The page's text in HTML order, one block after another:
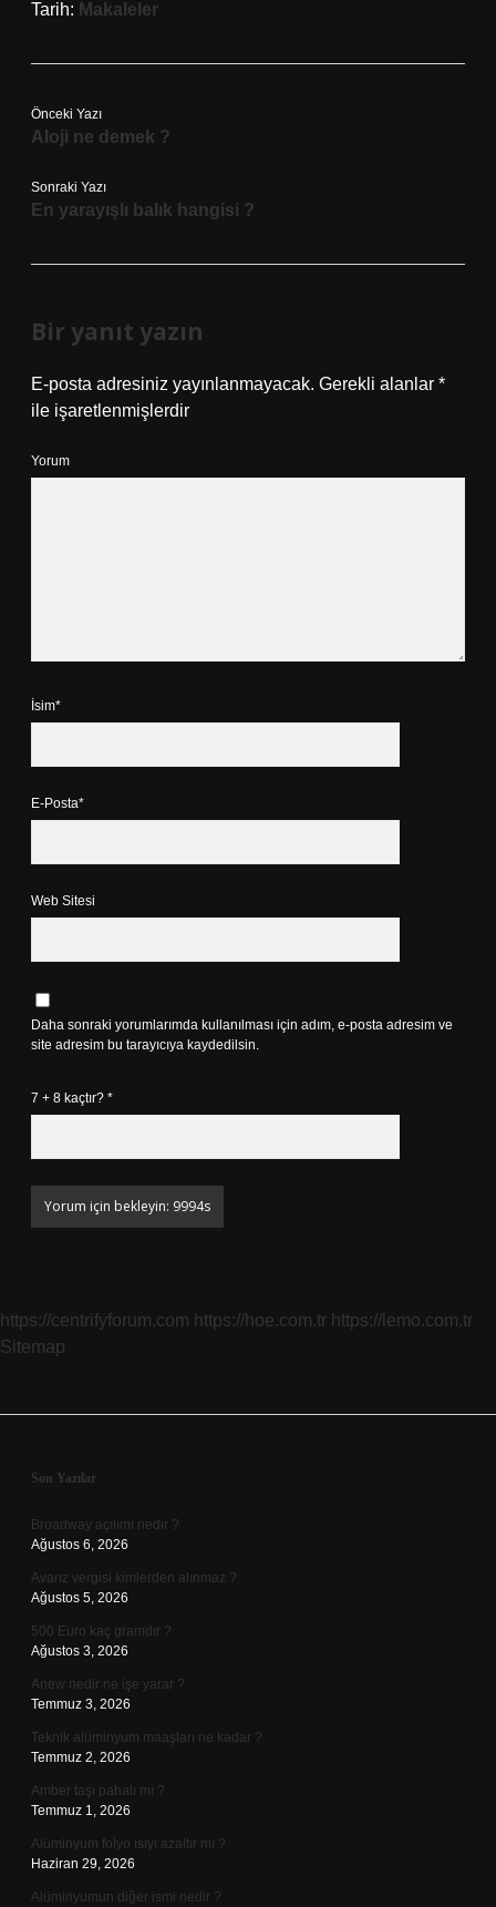
Tarih: Makaleler
Önceki Yazı
Aloji ne demek ?
Sonraki Yazı
En yarayışlı balık hangisi ?
Bir yanıt yazın
E-posta adresiniz yayınlanmayacak. Gerekli alanlar *
ile işaretlenmişlerdir
Yorum
İsim*
E-Posta*
Web Sitesi
Daha sonraki yorumlarımda kullanılması için adım, e-posta adresim ve
site adresim bu tarayıcıya kaydedilsin.
7 + 8 kaçtır? *
https://centrifyforum.com https://hoe.com.tr https://lemo.com.tr
Sitemap
Sidebar
Son Yazılar
Broadway açılımı nedir ?
Ağustos 6, 2026
Avarız vergisi kimlerden alınmaz ?
Ağustos 5, 2026
500 Euro kaç gramdır ?
Ağustos 3, 2026
Anew nedir ne işe yarar ?
Temmuz 3, 2026
Teknik alüminyum maaşları ne kadar ?
Temmuz 2, 2026
Amber taşı pahalı mı ?
Temmuz 1, 2026
Alüminyum folyo ısıyı azaltır mı ?
Haziran 29, 2026
Alüminyumun diğer ismi nedir ?